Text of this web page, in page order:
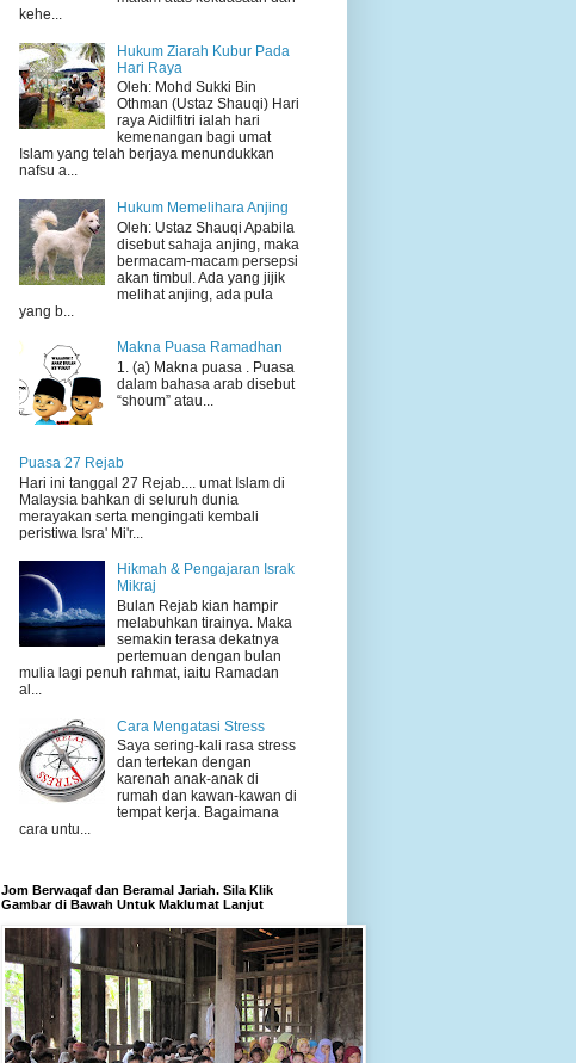
kehe...
Hukum Ziarah Kubur Pada
Hari Raya
Oleh: Mohd Sukki Bin
Othman (Ustaz Shauqi) Hari
raya Aidilfitri ialah hari
kemenangan bagi umat
Islam yang telah berjaya menundukkan
nafsu a...
Hukum Memelihara Anjing
Oleh: Ustaz Shauqi Apabila
disebut sahaja anjing, maka
bermacam-macam persepsi
akan timbul. Ada yang jijik
melihat anjing, ada pula
yang b...
Makna Puasa Ramadhan
1. (a) Makna puasa . Puasa
dalam bahasa arab disebut
“shoum” atau...
Puasa 27 Rejab
Hari ini tanggal 27 Rejab.... umat Islam di
Malaysia bahkan di seluruh dunia
merayakan serta mengingati kembali
peristiwa Isra' Mi'r...
Hikmah & Pengajaran Israk
Mikraj
Bulan Rejab kian hampir
melabuhkan tirainya. Maka
semakin terasa dekatnya
pertemuan dengan bulan
mulia lagi penuh rahmat, iaitu Ramadan
al...
Cara Mengatasi Stress
Saya sering-kali rasa stress
dan tertekan dengan
karenah anak-anak di
rumah dan kawan-kawan di
tempat kerja. Bagaimana
cara untu...
Jom Berwaqaf dan Beramal Jariah. Sila Klik
Gambar di Bawah Untuk Maklumat Lanjut